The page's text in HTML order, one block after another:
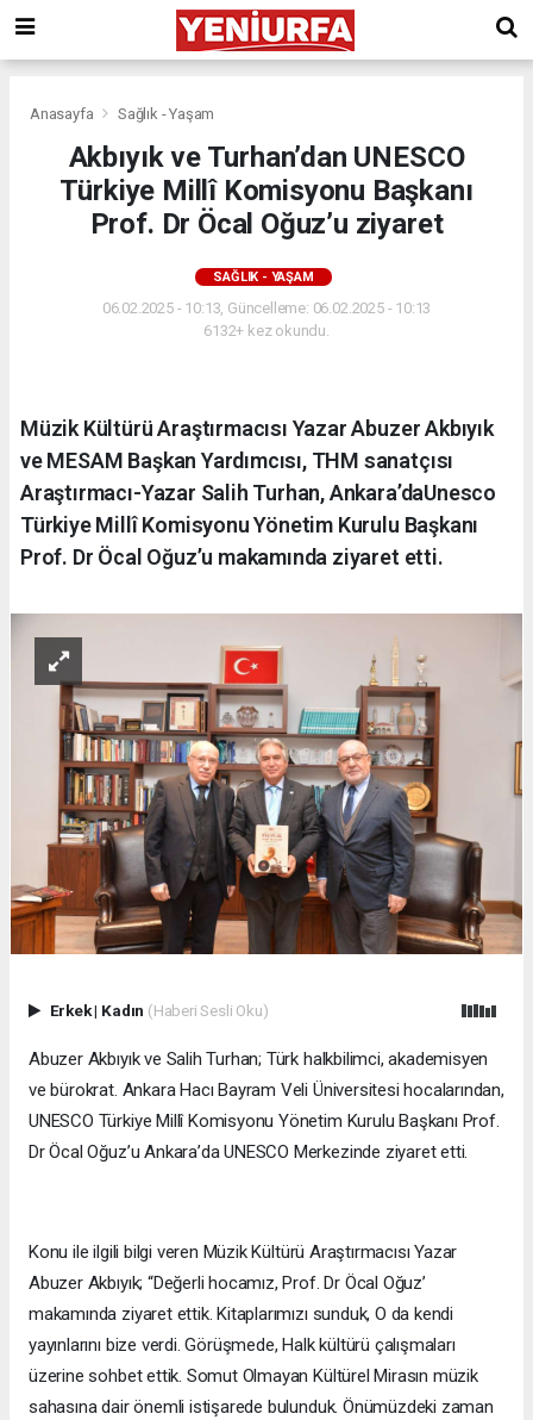
Anasayfa Sağlık - Yaşam
Akbıyık ve Turhan’dan UNESCO
Türkiye Millî Komisyonu Başkanı
Prof. Dr Öcal Oğuz’u ziyaret
SAĞLIK - YAŞAM
06.02.2025 - 10:13, Güncelleme: 06.02.2025 - 10:13
6132+ kez okundu.
Müzik Kültürü Araştırmacısı Yazar Abuzer Akbıyık
ve MESAM Başkan Yardımcısı, THM sanatçısı
Araştırmacı-Yazar Salih Turhan, Ankara’daUnesco
Türkiye Millî Komisyonu Yönetim Kurulu Başkanı
Prof. Dr Öcal Oğuz’u makamında ziyaret etti.
Erkek| Kadın (Haberi Sesli Oku)
Abuzer Akbıyık ve Salih Turhan; Türk halkbilimci, akademisyen
ve bürokrat. Ankara Hacı Bayram Veli Üniversitesi hocalarından,
UNESCO Türkiye Millî Komisyonu Yönetim Kurulu Başkanı Prof.
Dr Öcal Oğuz’u Ankara’da UNESCO Merkezinde ziyaret etti.
Konu ile ilgili bilgi veren Müzik Kültürü Araştırmacısı Yazar
Abuzer Akbıyık; “Değerli hocamız, Prof. Dr Öcal Oğuz’
makamında ziyaret ettik. Kitaplarımızı sunduk, O da kendi
yayınlarını bize verdi. Görüşmede, Halk kültürü çalışmaları
üzerine sohbet ettik. Somut Olmayan Kültürel Mirasın müzik
sahasına dair önemli istişarede bulunduk. Önümüzdeki zaman